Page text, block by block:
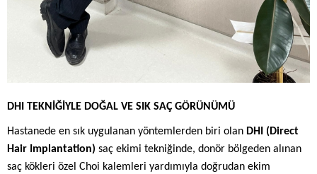
DHI TEKNİĞİYLE DOĞAL VE SIK SAÇ GÖRÜNÜMÜ
Hastanede en sık uygulanan yöntemlerden biri olan DHI (Direct
Hair Implantation) saç ekimi tekniğinde, donör bölgeden alınan
saç kökleri özel Choi kalemleri yardımıyla doğrudan ekim